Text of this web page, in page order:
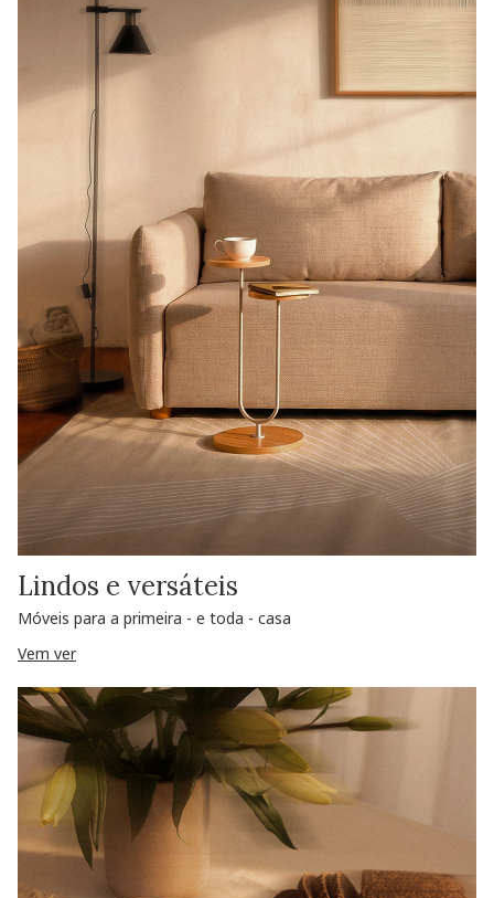
Lindos e versáteis
Móveis para a primeira - e toda - casa
Vem ver